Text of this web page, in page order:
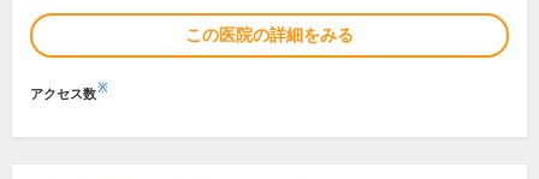
この医院の詳細をみる
アクセス数※